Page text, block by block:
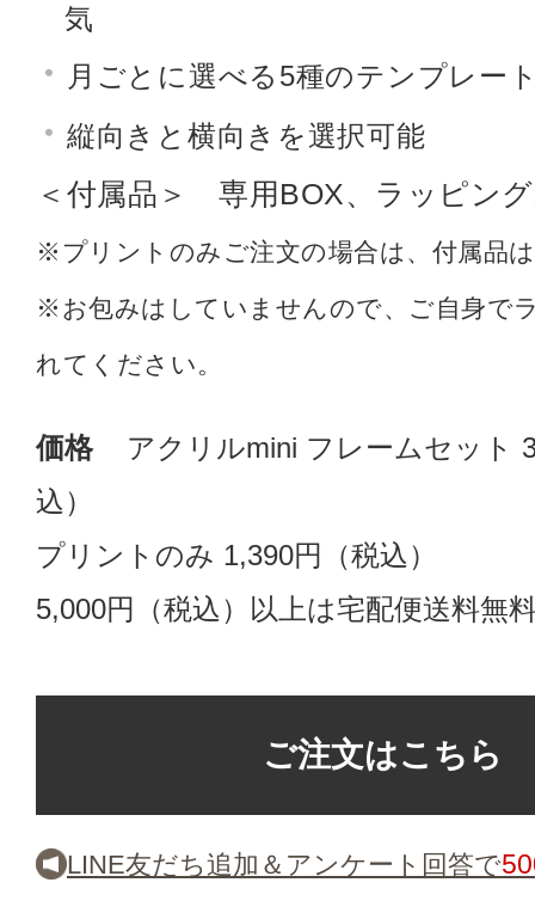
気
月ごとに選べる5種のテンプレー
縦向きと横向きを選択可能
＜付属品＞ 専用BOX、ラッピン
※プリントのみご注文の場合は、付属品
※お包みはしていませんので、ご自身で
れてください。
価格
アクリルmini フレームセット
込）
プリントのみ 1,390円（税込）
5,000円（税込）以上は宅配便送料無
ご注文はこちら
LINE友だち追加＆アンケート回答で